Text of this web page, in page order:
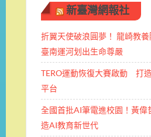
新臺灣網報社
折翼天使破浪圓夢！ 龍崎教養
臺南運河划出生命尊嚴
TERO運動恢復大賽啟動 打
平台
全國首批AI筆電進校園！黃偉
造AI教育新世代